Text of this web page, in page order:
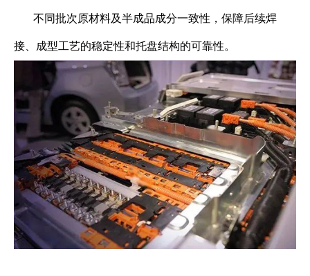
不同批次原材料及半成品成分一致性，保障后续焊
接、成型工艺的稳定性和托盘结构的可靠性。